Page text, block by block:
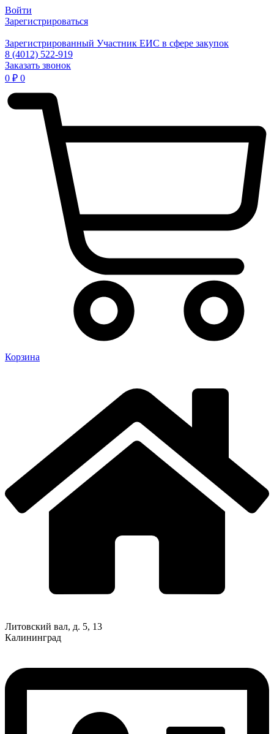
Войти
Зарегистрироваться
Зарегистрированный Участник ЕИС в сфере закупок
8 (4012) 522-919
Заказать звонок
0 ₽ 0
Корзина
Литовский вал, д. 5, 13
Калининград